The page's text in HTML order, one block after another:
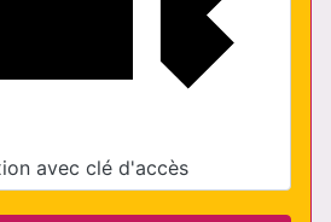
avec clé d'accès